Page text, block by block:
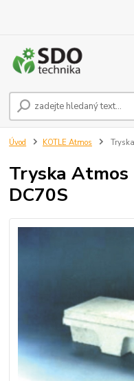
Úvod KOTLE Atmos
Tryska Atmos
DC70S